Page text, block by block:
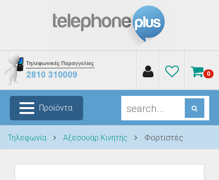
0
Προϊόντα
Τηλεφωνία Αξεσουάρ Κινητής Φορτιστές